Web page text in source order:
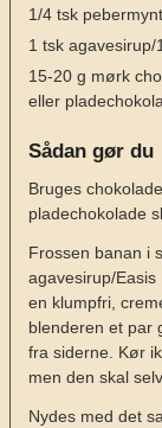
1/4 tsk
1 tsk agavesirup/
15-20 g mørk
eller
Sådan gør du
Bruges
pladechokolade
Frossen banan i
agavesirup/
en klumpfri,
blenderen et par
fra siderne. Kør
men den skal
Nydes med det